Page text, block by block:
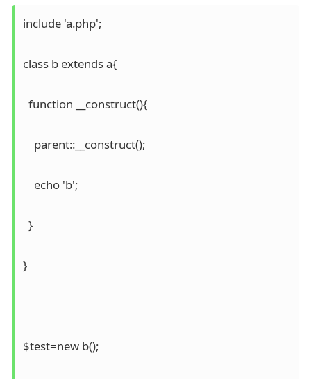
include 'a.php';
class b extends a{
  function __construct(){
    parent::__construct();
    echo 'b';
  }
}
$test=new b();